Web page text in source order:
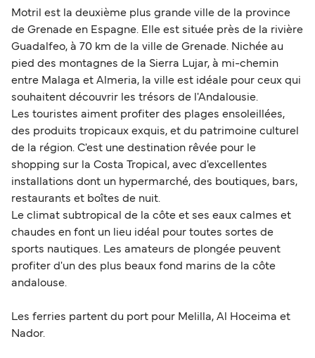
Motril est la deuxième plus grande ville de la province
de Grenade en Espagne. Elle est située près de la rivière
Guadalfeo, à 70 km de la ville de Grenade. Nichée au
pied des montagnes de la Sierra Lujar, à mi-chemin
entre Malaga et Almeria, la ville est idéale pour ceux qui
souhaitent découvrir les trésors de l'Andalousie.
Les touristes aiment profiter des plages ensoleillées,
des produits tropicaux exquis, et du patrimoine culturel
de la région. C'est une destination rêvée pour le
shopping sur la Costa Tropical, avec d'excellentes
installations dont un hypermarché, des boutiques, bars,
restaurants et boîtes de nuit.
Le climat subtropical de la côte et ses eaux calmes et
chaudes en font un lieu idéal pour toutes sortes de
sports nautiques. Les amateurs de plongée peuvent
profiter d'un des plus beaux fond marins de la côte
andalouse.
Les ferries partent du port pour Melilla, Al Hoceima et
Nador.